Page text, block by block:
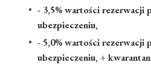
- 3,5% wartości rezerwacji
ubezpieczeniu,
- 5,0% wartości rezerwacji
ubezpieczeniu, +